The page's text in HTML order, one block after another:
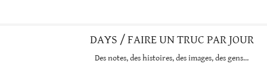
DAYS / FAIRE UN TRUC PAR JOUR
Des notes, des histoires, des images, des gens…